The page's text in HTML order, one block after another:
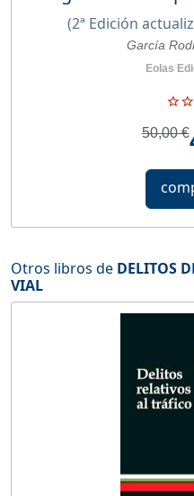
(2ª Edición
García
Eolas
50,00 €
Otros libros de DELITOS
VIAL